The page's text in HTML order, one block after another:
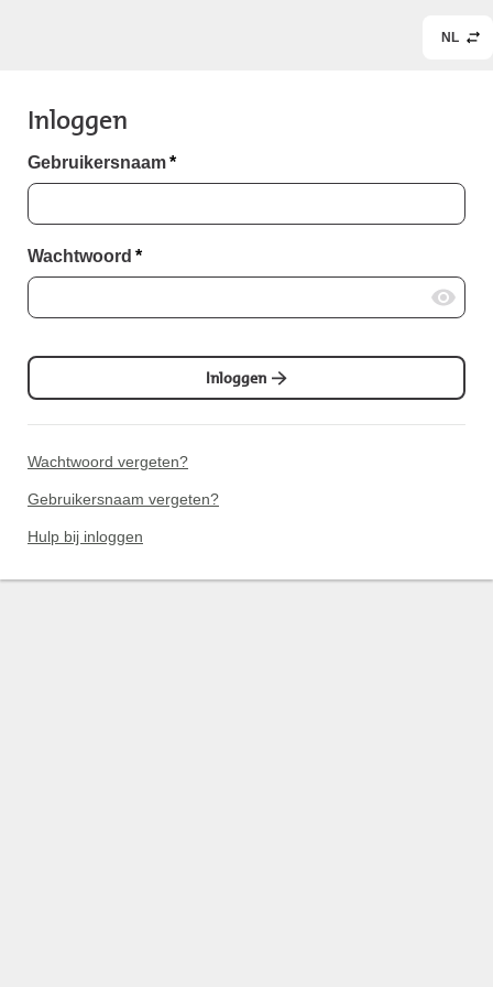
NL
Inloggen
Gebruikersnaam*
Wachtwoord *
Inloggen
Wachtwoord vergeten?
Gebruikersnaam vergeten?
Hulp bij inloggen